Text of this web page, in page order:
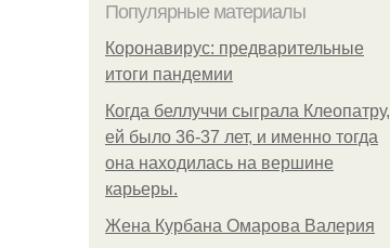
Популярные материалы
Коронавирус: предварительные
итоги пандемии
Когда беллуччи сыграла Клеопатру,
ей было 36-37 лет, и именно тогда
она находилась на вершине
карьеры.
Жена Курбана Омарова Валерия